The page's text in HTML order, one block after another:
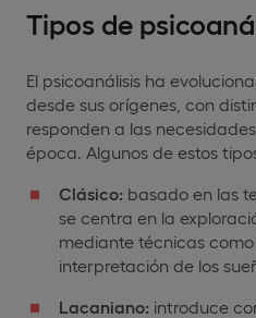
Tipos de
El psicoanálisis ha
desde sus orígenes, con
responden a las
época. Algunos de estos
Clásico: basado en las
se centra en la
mediante técnicas
interpretación de los
Lacaniano: introduce